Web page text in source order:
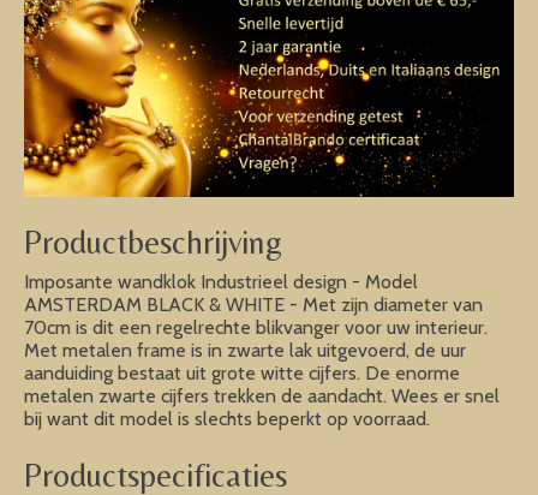
Productbeschrijving
Imposante wandklok Industrieel design - Model
AMSTERDAM BLACK & WHITE - Met zijn diameter van
70cm is dit een regelrechte blikvanger voor uw interieur.
Met metalen frame is in zwarte lak uitgevoerd, de uur
aanduiding bestaat uit grote witte cijfers. De enorme
metalen zwarte cijfers trekken de aandacht. Wees er snel
bij want dit model is slechts beperkt op voorraad.
Productspecificaties